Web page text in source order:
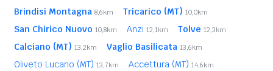
Brindisi Montagna 8,6km Tricarico (MT) 10,0km
San Chirico Nuovo 10,8km Anzi 12,1km Tolve 12,3km
Calciano (MT) 13,2km Vaglio Basilicata 13,6km
Oliveto Lucano (MT) 13,7km Accettura (MT) 14,6km